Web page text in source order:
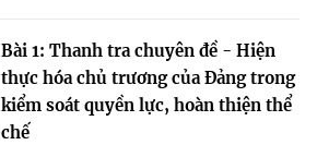
Bài 1: Thanh tra chuyên đề - Hiện
thực hóa chủ trương của Đảng trong
kiểm soát quyền lực, hoàn thiện thể
chế